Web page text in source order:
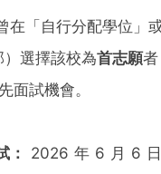
在「自行分配學位」
）選擇該校為首志願
面試機會。
：
2026 年 6 月 6